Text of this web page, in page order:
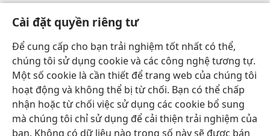
Cài đặt quyền riêng tư
Để cung cấp cho bạn trải nghiệm tốt nhất có thể,
chúng tôi sử dụng cookie và các công nghệ tương tự.
Một số cookie là cần thiết để trang web của chúng tôi
hoạt động và không thể bị từ chối. Bạn có thể chấp
nhận hoặc từ chối việc sử dụng các cookie bổ sung
mà chúng tôi chỉ sử dụng để cải thiện trải nghiệm của
bạn. Không có dữ liệu nào trong số này sẽ được bán
(mở
cửa
sổ
mới)
THƯ VIỆN TRỰC TUYẾN Tháp Canh
(mở
cửa
sổ
mới)
JW Hub ®
(mở
cửa
sổ
mới)
JW Library
Thư viện Tháp Canh